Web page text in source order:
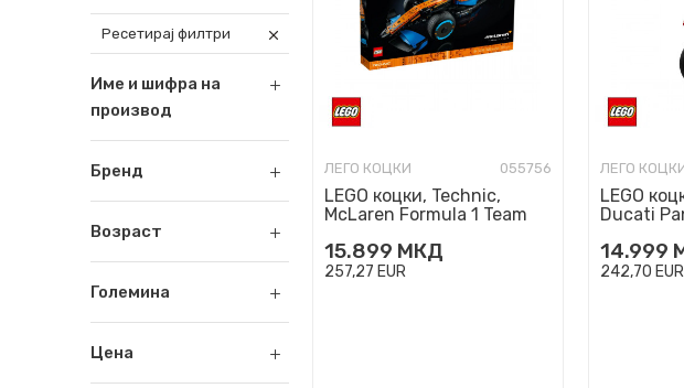
Ресетирај филтри
Име и шифра на
производ
Бренд
Возраст
Големина
Цена
ЛЕГО КОЦКИ 055756
LEGO коцки, Technic,
McLaren Formula 1 Team
15.899 МКД
257,27 EUR
ЛЕГО
LEGO
Ducati
14.999
242,70 EUR